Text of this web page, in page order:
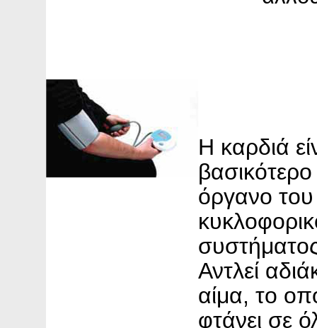
Η καρδιά
βασικότερο
όργανο του
Αντλεί
αίμα, το
φτάνει σε